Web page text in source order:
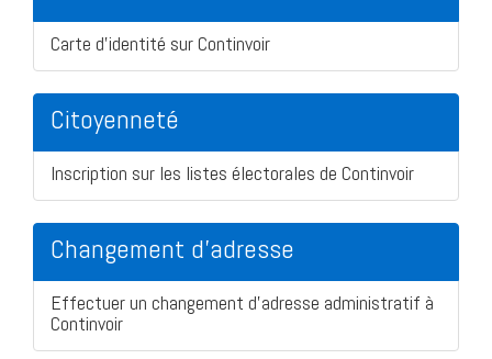
Carte d'identité sur Continvoir
Citoyenneté
Inscription sur les listes électorales de Continvoir
Changement d'adresse
Effectuer un changement d'adresse administratif à
Continvoir